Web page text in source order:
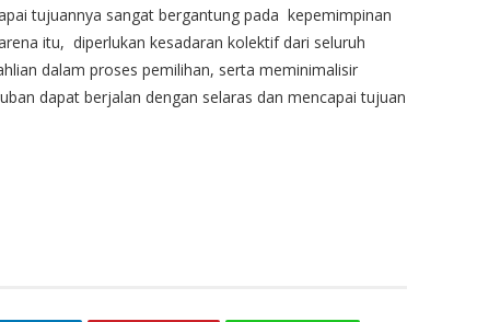
tujuannya sangat bergantung pada kepemimpinan
itu, diperlukan kesadaran kolektif dari seluruh
dalam proses pemilihan, serta meminimalisir
dapat berjalan dengan selaras dan mencapai tujuan